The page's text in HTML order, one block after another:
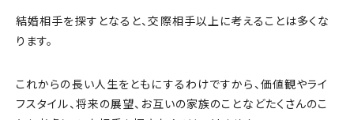
結婚相手を探すとなると、交際相手以上に考えることは多くな
ります。
これからの長い人生をともにするわけですから、価値観やライ
フスタイル、将来の展望、お互いの家族のことなどたくさんのこ